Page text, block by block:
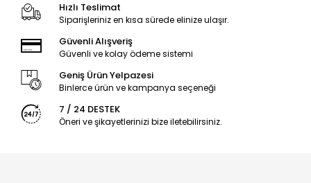
Hızlı Teslimat
Siparişleriniz en kısa sürede elinize ulaşır.
Güvenli Alışveriş
Güvenli ve kolay ödeme sistemi
Geniş Ürün Yelpazesi
Binlerce ürün ve kampanya seçeneği
7 / 24 DESTEK
Öneri ve şikayetlerinizi bize iletebilirsiniz.